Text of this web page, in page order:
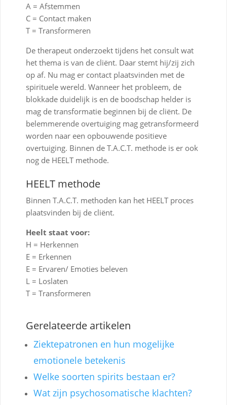
A = Afstemmen
C = Contact maken
T = Transformeren
De therapeut onderzoekt tijdens het consult wat
het thema is van de cliënt. Daar stemt hij/zij zich
op af. Nu mag er contact plaatsvinden met de
spirituele wereld. Wanneer het probleem, de
blokkade duidelijk is en de boodschap helder is
mag de transformatie beginnen bij de cliënt. De
belemmerende overtuiging mag getransformeerd
worden naar een opbouwende positieve
overtuiging. Binnen de T.A.C.T. methode is er ook
nog de HEELT methode.
HEELT methode
Binnen T.A.C.T. methoden kan het HEELT proces
plaatsvinden bij de cliënt.
Heelt staat voor:
H = Herkennen
E = Erkennen
E = Ervaren/ Emoties beleven
L = Loslaten
T = Transformeren
Gerelateerde artikelen
Ziektepatronen en hun mogelijke
emotionele betekenis
Welke soorten spirits bestaan er?
Wat zijn psychosomatische klachten?